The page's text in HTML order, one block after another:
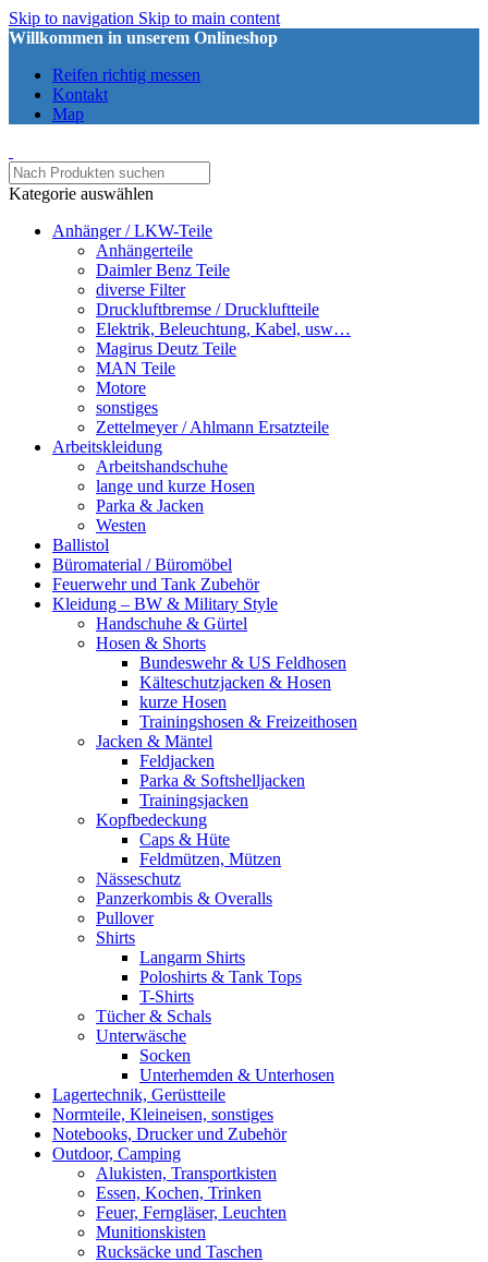
Skip to navigation Skip to main content
Willkommen in unserem Onlineshop
Reifen richtig messen
Kontakt
Map
Kategorie auswählen
Anhänger / LKW-Teile
Anhängerteile
Daimler Benz Teile
diverse Filter
Druckluftbremse / Druckluftteile
Elektrik, Beleuchtung, Kabel, usw…
Magirus Deutz Teile
MAN Teile
Motore
sonstiges
Zettelmeyer / Ahlmann Ersatzteile
Arbeitskleidung
Arbeitshandschuhe
lange und kurze Hosen
Parka & Jacken
Westen
Ballistol
Büromaterial / Büromöbel
Feuerwehr und Tank Zubehör
Kleidung – BW & Military Style
Handschuhe & Gürtel
Hosen & Shorts
Bundeswehr & US Feldhosen
Kälteschutzjacken & Hosen
kurze Hosen
Trainingshosen & Freizeithosen
Jacken & Mäntel
Feldjacken
Parka & Softshelljacken
Trainingsjacken
Kopfbedeckung
Caps & Hüte
Feldmützen, Mützen
Nässeschutz
Panzerkombis & Overalls
Pullover
Shirts
Langarm Shirts
Poloshirts & Tank Tops
T-Shirts
Tücher & Schals
Unterwäsche
Socken
Unterhemden & Unterhosen
Lagertechnik, Gerüstteile
Normteile, Kleineisen, sonstiges
Notebooks, Drucker und Zubehör
Outdoor, Camping
Alukisten, Transportkisten
Essen, Kochen, Trinken
Feuer, Ferngläser, Leuchten
Munitionskisten
Rucksäcke und Taschen